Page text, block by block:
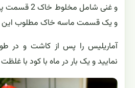
و یک قسمت ماسه خاک مطلوب این
آماریلیس را پس از کاشت و در
نمایید و یک بار در ماه با کود با